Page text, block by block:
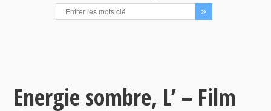
Energie sombre, L’ – Film